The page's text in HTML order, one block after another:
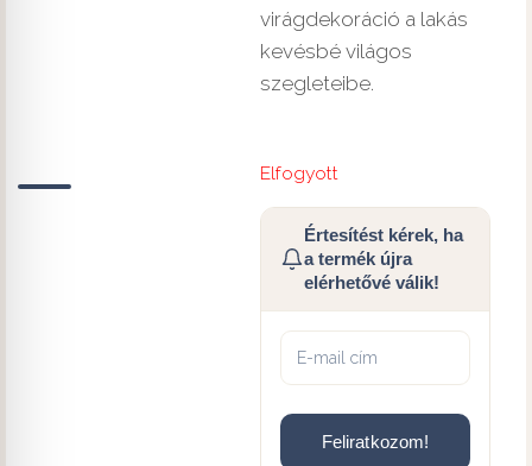
virágdekoráció a lakás
kevésbé világos
szegleteibe.
Elfogyott
Értesítést kérek, ha
a termék újra
elérhetővé válik!
Feliratkozom!